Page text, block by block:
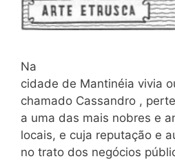
Na
cidade de Mantinéia vivia
chamado Cassandro ,
a uma das mais nobres e
locais, e cuja reputação e
no trato dos negócios